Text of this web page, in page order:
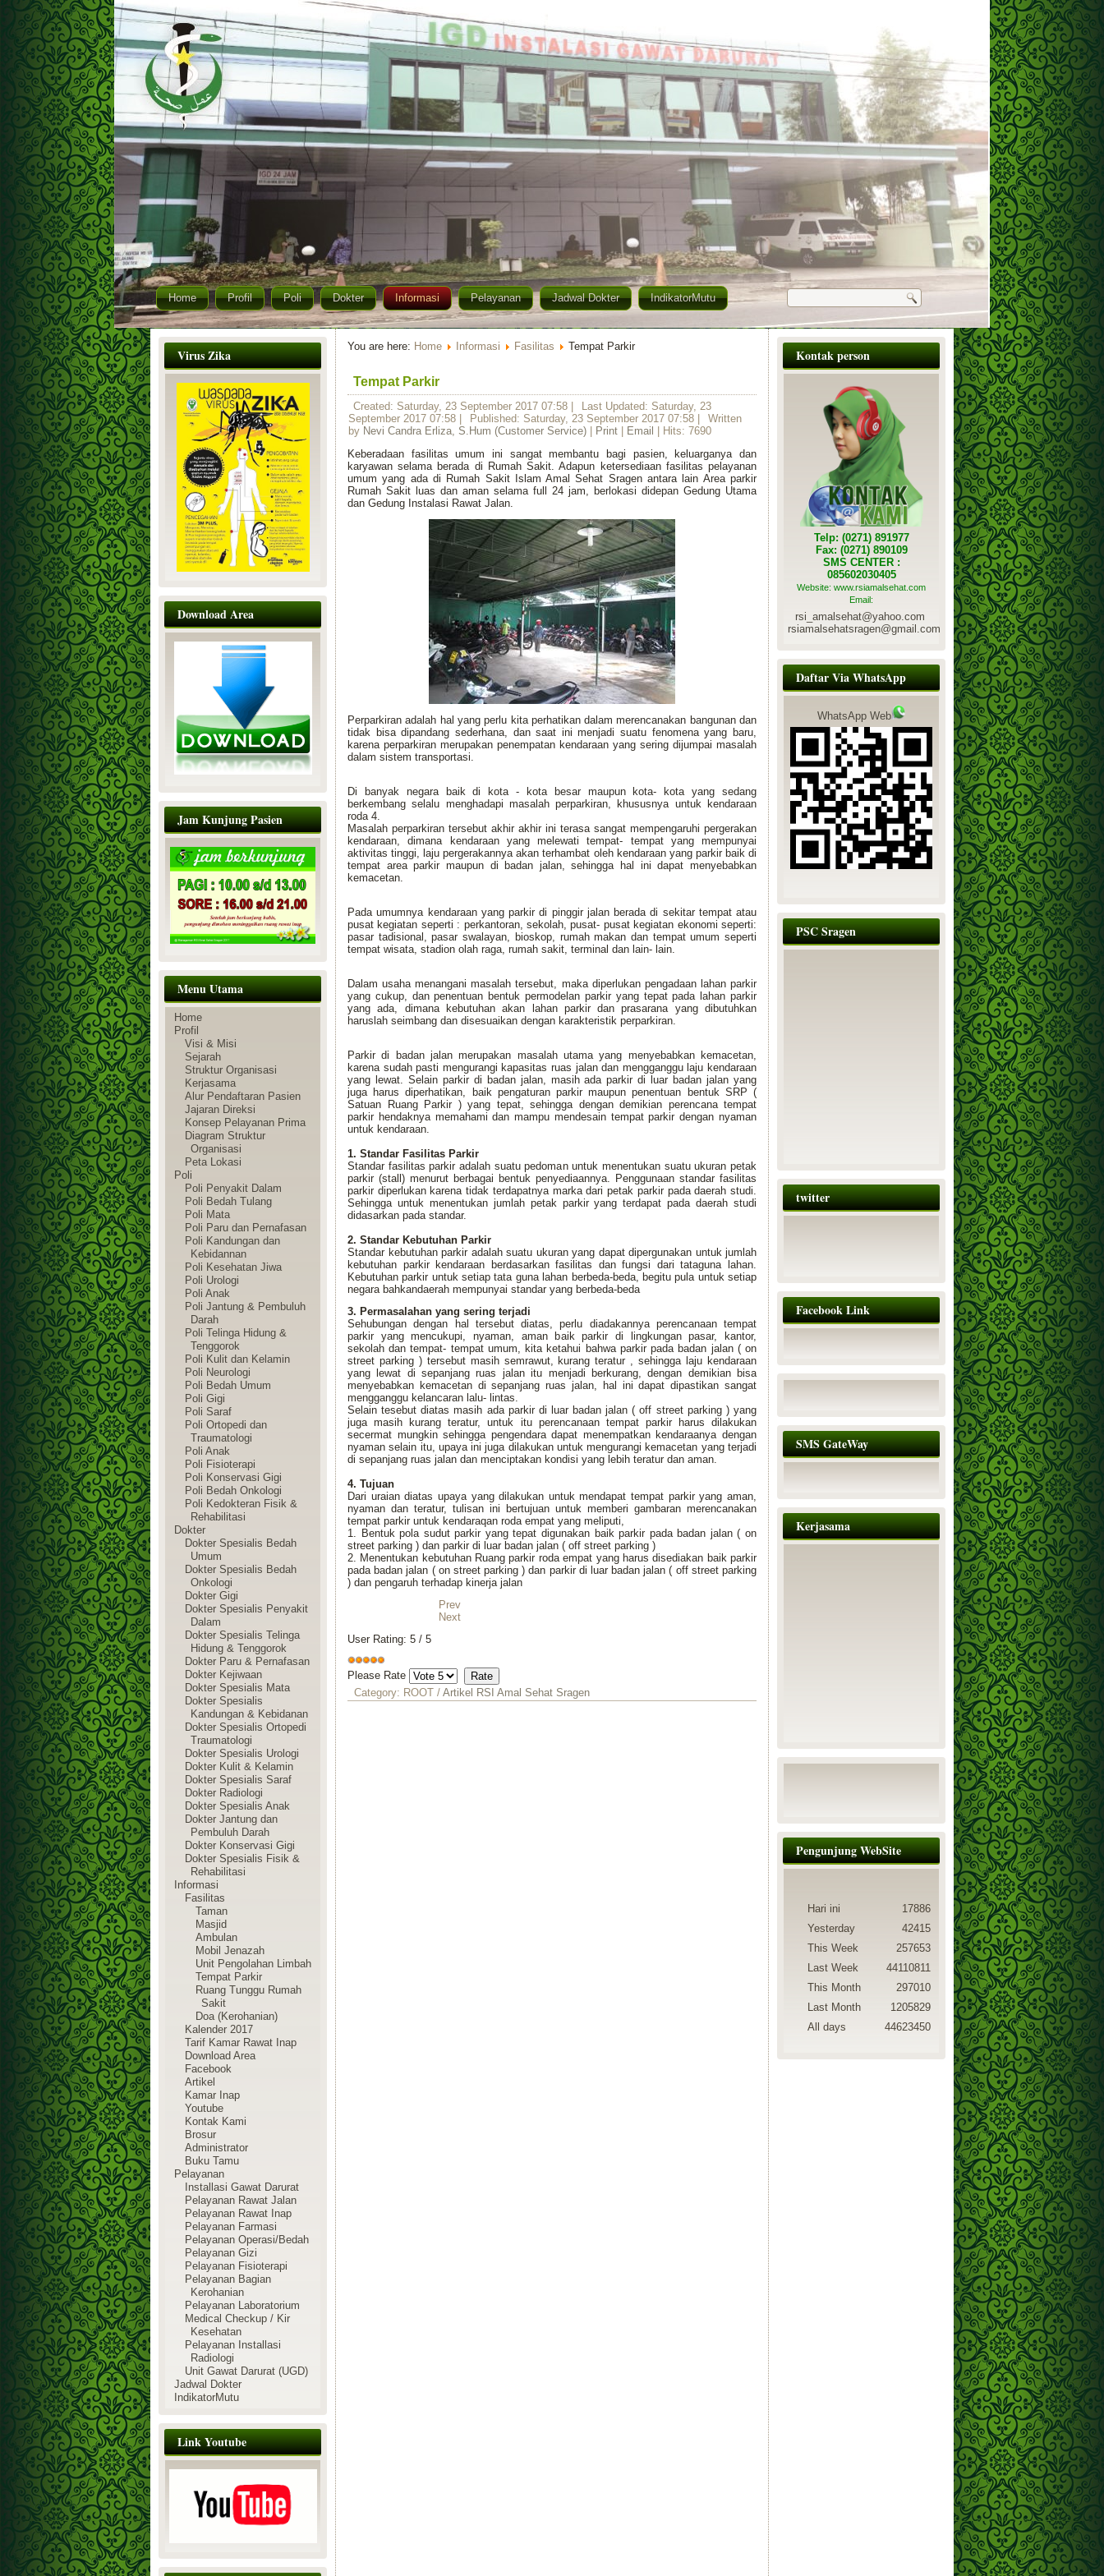
Home Profil Poli Dokter Informasi Pelayanan Jadwal Dokter IndikatorMutu
Virus Zika
Download Area
Jam Kunjung Pasien
Menu Utama
Home
Profil
Visi & Misi
Sejarah
Struktur Organisasi
Kerjasama
Alur Pendaftaran Pasien
Jajaran Direksi
Konsep Pelayanan Prima
Diagram Struktur
Organisasi
Peta Lokasi
Poli
Poli Penyakit Dalam
Poli Bedah Tulang
Poli Mata
Poli Paru dan Pernafasan
Poli Kandungan dan
Kebidannan
Poli Kesehatan Jiwa
Poli Urologi
Poli Anak
Poli Jantung & Pembuluh
Darah
Poli Telinga Hidung &
Tenggorok
Poli Kulit dan Kelamin
Poli Neurologi
Poli Bedah Umum
Poli Gigi
Poli Saraf
Poli Ortopedi dan
Traumatologi
Poli Anak
Poli Fisioterapi
Poli Konservasi Gigi
Poli Bedah Onkologi
Poli Kedokteran Fisik &
Rehabilitasi
Dokter
Dokter Spesialis Bedah
Umum
Dokter Spesialis Bedah
Onkologi
Dokter Gigi
Dokter Spesialis Penyakit
Dalam
Dokter Spesialis Telinga
Hidung & Tenggorok
Dokter Paru & Pernafasan
Dokter Kejiwaan
Dokter Spesialis Mata
Dokter Spesialis
Kandungan & Kebidanan
Dokter Spesialis Ortopedi
Traumatologi
Dokter Spesialis Urologi
Dokter Kulit & Kelamin
Dokter Spesialis Saraf
Dokter Radiologi
Dokter Spesialis Anak
Dokter Jantung dan
Pembuluh Darah
Dokter Konservasi Gigi
Dokter Spesialis Fisik &
Rehabilitasi
Informasi
Fasilitas
Taman
Masjid
Ambulan
Mobil Jenazah
Unit Pengolahan Limbah
Tempat Parkir
Ruang Tunggu Rumah
Sakit
Doa (Kerohanian)
Kalender 2017
Tarif Kamar Rawat Inap
Download Area
Facebook
Artikel
Kamar Inap
Youtube
Kontak Kami
Brosur
Administrator
Buku Tamu
Pelayanan
Installasi Gawat Darurat
Pelayanan Rawat Jalan
Pelayanan Rawat Inap
Pelayanan Farmasi
Pelayanan Operasi/Bedah
Pelayanan Gizi
Pelayanan Fisioterapi
Pelayanan Bagian
Kerohanian
Pelayanan Laboratorium
Medical Checkup / Kir
Kesehatan
Pelayanan Installasi
Radiologi
Unit Gawat Darurat (UGD)
Jadwal Dokter
IndikatorMutu
Link Youtube
You are here: Home Informasi Fasilitas Tempat Parkir
Tempat Parkir
Created: Saturday, 23 September 2017 07:58
Last Updated: Saturday, 23
September 2017 07:58
Published: Saturday, 23 September 2017 07:58
Written
by Nevi Candra Erliza, S.Hum (Customer Service) Print Email
| Hits: 7690
Keberadaan fasilitas umum ini sangat membantu bagi pasien, keluarganya dan
karyawan selama berada di Rumah Sakit. Adapun ketersediaan fasilitas pelayanan
umum yang ada di Rumah Sakit Islam Amal Sehat Sragen antara lain Area parkir
Rumah Sakit luas dan aman selama full 24 jam, berlokasi didepan Gedung Utama
dan Gedung Instalasi Rawat Jalan.
Perparkiran adalah hal yang perlu kita perhatikan dalam merencanakan bangunan dan
tidak bisa dipandang sederhana, dan saat ini menjadi suatu fenomena yang baru,
karena perparkiran merupakan penempatan kendaraan yang sering dijumpai masalah
dalam sistem transportasi.
Di banyak negara baik di kota - kota besar maupun kota- kota yang sedang
berkembang selalu menghadapi masalah perparkiran, khususnya untuk kendaraan
roda 4.
Masalah perparkiran tersebut akhir akhir ini terasa sangat mempengaruhi pergerakan
kendaraan, dimana kendaraan yang melewati tempat- tempat yang mempunyai
aktivitas tinggi, laju pergerakannya akan terhambat oleh kendaraan yang parkir baik di
tempat area parkir maupun di badan jalan, sehingga hal ini dapat menyebabkan
kemacetan.
Pada umumnya kendaraan yang parkir di pinggir jalan berada di sekitar tempat atau
pusat kegiatan seperti : perkantoran, sekolah, pusat- pusat kegiatan ekonomi seperti:
pasar tadisional, pasar swalayan, bioskop, rumah makan dan tempat umum seperti
tempat wisata, stadion olah raga, rumah sakit, terminal dan lain- lain.
Dalam usaha menangani masalah tersebut, maka diperlukan pengadaan lahan parkir
yang cukup, dan penentuan bentuk permodelan parkir yang tepat pada lahan parkir
yang ada, dimana kebutuhan akan lahan parkir dan prasarana yang dibutuhkan
haruslah seimbang dan disesuaikan dengan karakteristik perparkiran.
Parkir di badan jalan merupakan masalah utama yang menyebabkan kemacetan,
karena sudah pasti mengurangi kapasitas ruas jalan dan mengganggu laju kendaraan
yang lewat. Selain parkir di badan jalan, masih ada parkir di luar badan jalan yang
juga harus diperhatikan, baik pengaturan parkir maupun penentuan bentuk SRP (
Satuan Ruang Parkir ) yang tepat, sehingga dengan demikian perencana tempat
parkir hendaknya memahami dan mampu mendesain tempat parkir dengan nyaman
untuk kendaraan.
1. Standar Fasilitas Parkir
Standar fasilitas parkir adalah suatu pedoman untuk menentukan suatu ukuran petak
parkir (stall) menurut berbagai bentuk penyediaannya. Penggunaan standar fasilitas
parkir diperlukan karena tidak terdapatnya marka dari petak parkir pada daerah studi.
Sehingga untuk menentukan jumlah petak parkir yang terdapat pada daerah studi
didasarkan pada standar.
2. Standar Kebutuhan Parkir
Standar kebutuhan parkir adalah suatu ukuran yang dapat dipergunakan untuk jumlah
kebutuhan parkir kendaraan berdasarkan fasilitas dan fungsi dari tataguna lahan.
Kebutuhan parkir untuk setiap tata guna lahan berbeda-beda, begitu pula untuk setiap
negara bahkandaerah mempunyai standar yang berbeda-beda
3. Permasalahan yang sering terjadi
Sehubungan dengan hal tersebut diatas, perlu diadakannya perencanaan tempat
parkir yang mencukupi, nyaman, aman baik parkir di lingkungan pasar, kantor,
sekolah dan tempat- tempat umum, kita ketahui bahwa parkir pada badan jalan ( on
street parking ) tersebut masih semrawut, kurang teratur , sehingga laju kendaraan
yang lewat di sepanjang ruas jalan itu menjadi berkurang, dengan demikian bisa
menyebabkan kemacetan di sepanjang ruas jalan, hal ini dapat dipastikan sangat
mengganggu kelancaran lalu- lintas.
Selain tesebut diatas masih ada parkir di luar badan jalan ( off street parking ) yang
juga masih kurang teratur, untuk itu perencanaan tempat parkir harus dilakukan
secermat mungkin sehingga pengendara dapat menempatkan kendaraanya dengan
nyaman selain itu, upaya ini juga dilakukan untuk mengurangi kemacetan yang terjadi
di sepanjang ruas jalan dan menciptakan kondisi yang lebih teratur dan aman.
4. Tujuan
Dari uraian diatas upaya yang dilakukan untuk mendapat tempat parkir yang aman,
nyaman dan teratur, tulisan ini bertujuan untuk memberi gambaran merencanakan
tempat parkir untuk kendaraqan roda empat yang meliputi,
1. Bentuk pola sudut parkir yang tepat digunakan baik parkir pada badan jalan ( on
street parking ) dan parkir di luar badan jalan ( off street parking )
2. Menentukan kebutuhan Ruang parkir roda empat yang harus disediakan baik parkir
pada badan jalan ( on street parking ) dan parkir di luar badan jalan ( off street parking
) dan pengaruh terhadap kinerja jalan
Prev
Next
User Rating: 5 / 5
Please Rate
Category: ROOT / Artikel RSI Amal Sehat Sragen
Kontak person
Telp: (0271) 891977
Fax: (0271) 890109
SMS CENTER :
085602030405
Website: www.rsiamalsehat.com
Email:
rsi_amalsehat@yahoo.com
rsiamalsehatsragen@gmail.com
Daftar Via WhatsApp
WhatsApp Web
PSC Sragen
twitter
Facebook Link
SMS GateWay
Kerjasama
Pengunjung WebSite
Hari ini
Yesterday
This Week
Last Week
This Month
Last Month
All days
17886
42415
257653
44110811
297010
1205829
44623450